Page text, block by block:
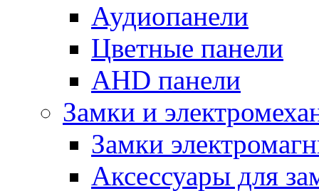
Аудиопанели
Цветные панели
AHD панели
Замки и
Замки
Аксессуары для